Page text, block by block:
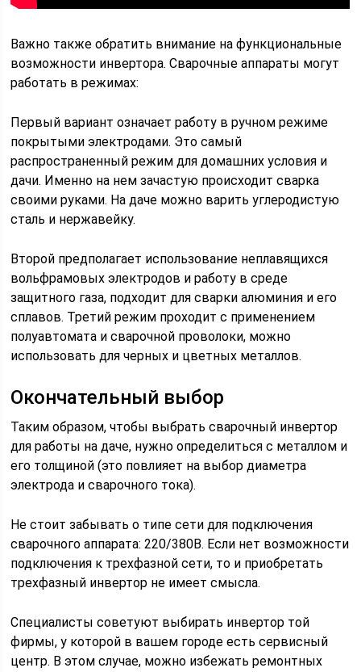
Важно также обратить внимание на функциональные
возможности инвертора. Сварочные аппараты могут
работать в режимах:
Первый вариант означает работу в ручном режиме
покрытыми электродами. Это самый
распространенный режим для домашних условия и
дачи. Именно на нем зачастую происходит сварка
своими руками. На даче можно варить углеродистую
сталь и нержавейку.
Второй предполагает использование неплавящихся
вольфрамовых электродов и работу в среде
защитного газа, подходит для сварки алюминия и его
сплавов. Третий режим проходит с применением
полуавтомата и сварочной проволоки, можно
использовать для черных и цветных металлов.
Окончательный выбор
Таким образом, чтобы выбрать сварочный инвертор
для работы на даче, нужно определиться с металлом и
его толщиной (это повлияет на выбор диаметра
электрода и сварочного тока).
Не стоит забывать о типе сети для подключения
сварочного аппарата: 220/380В. Если нет возможности
подключения к трехфазной сети, то и приобретать
трехфазный инвертор не имеет смысла.
Специалисты советуют выбирать инвертор той
фирмы, у которой в вашем городе есть сервисный
центр. В этом случае, можно избежать ремонтных